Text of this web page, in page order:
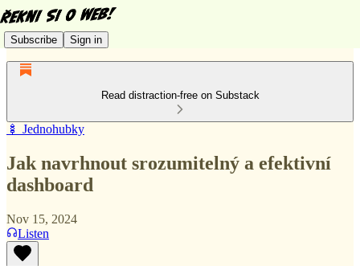
Subscribe Sign in
Read distraction-free on Substack
🍢 Jednohubky
Jak navrhnout srozumitelný a efektivní
dashboard
Nov 15, 2024
Listen